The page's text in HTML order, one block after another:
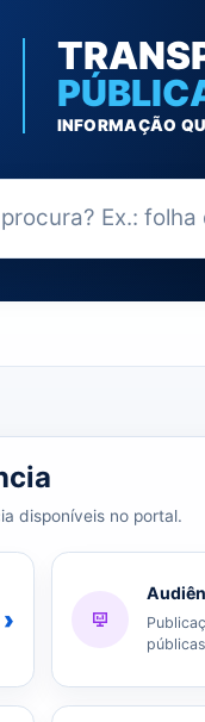
INFORMAÇÃO
Transparência
disponíveis no portal.
›
públicas